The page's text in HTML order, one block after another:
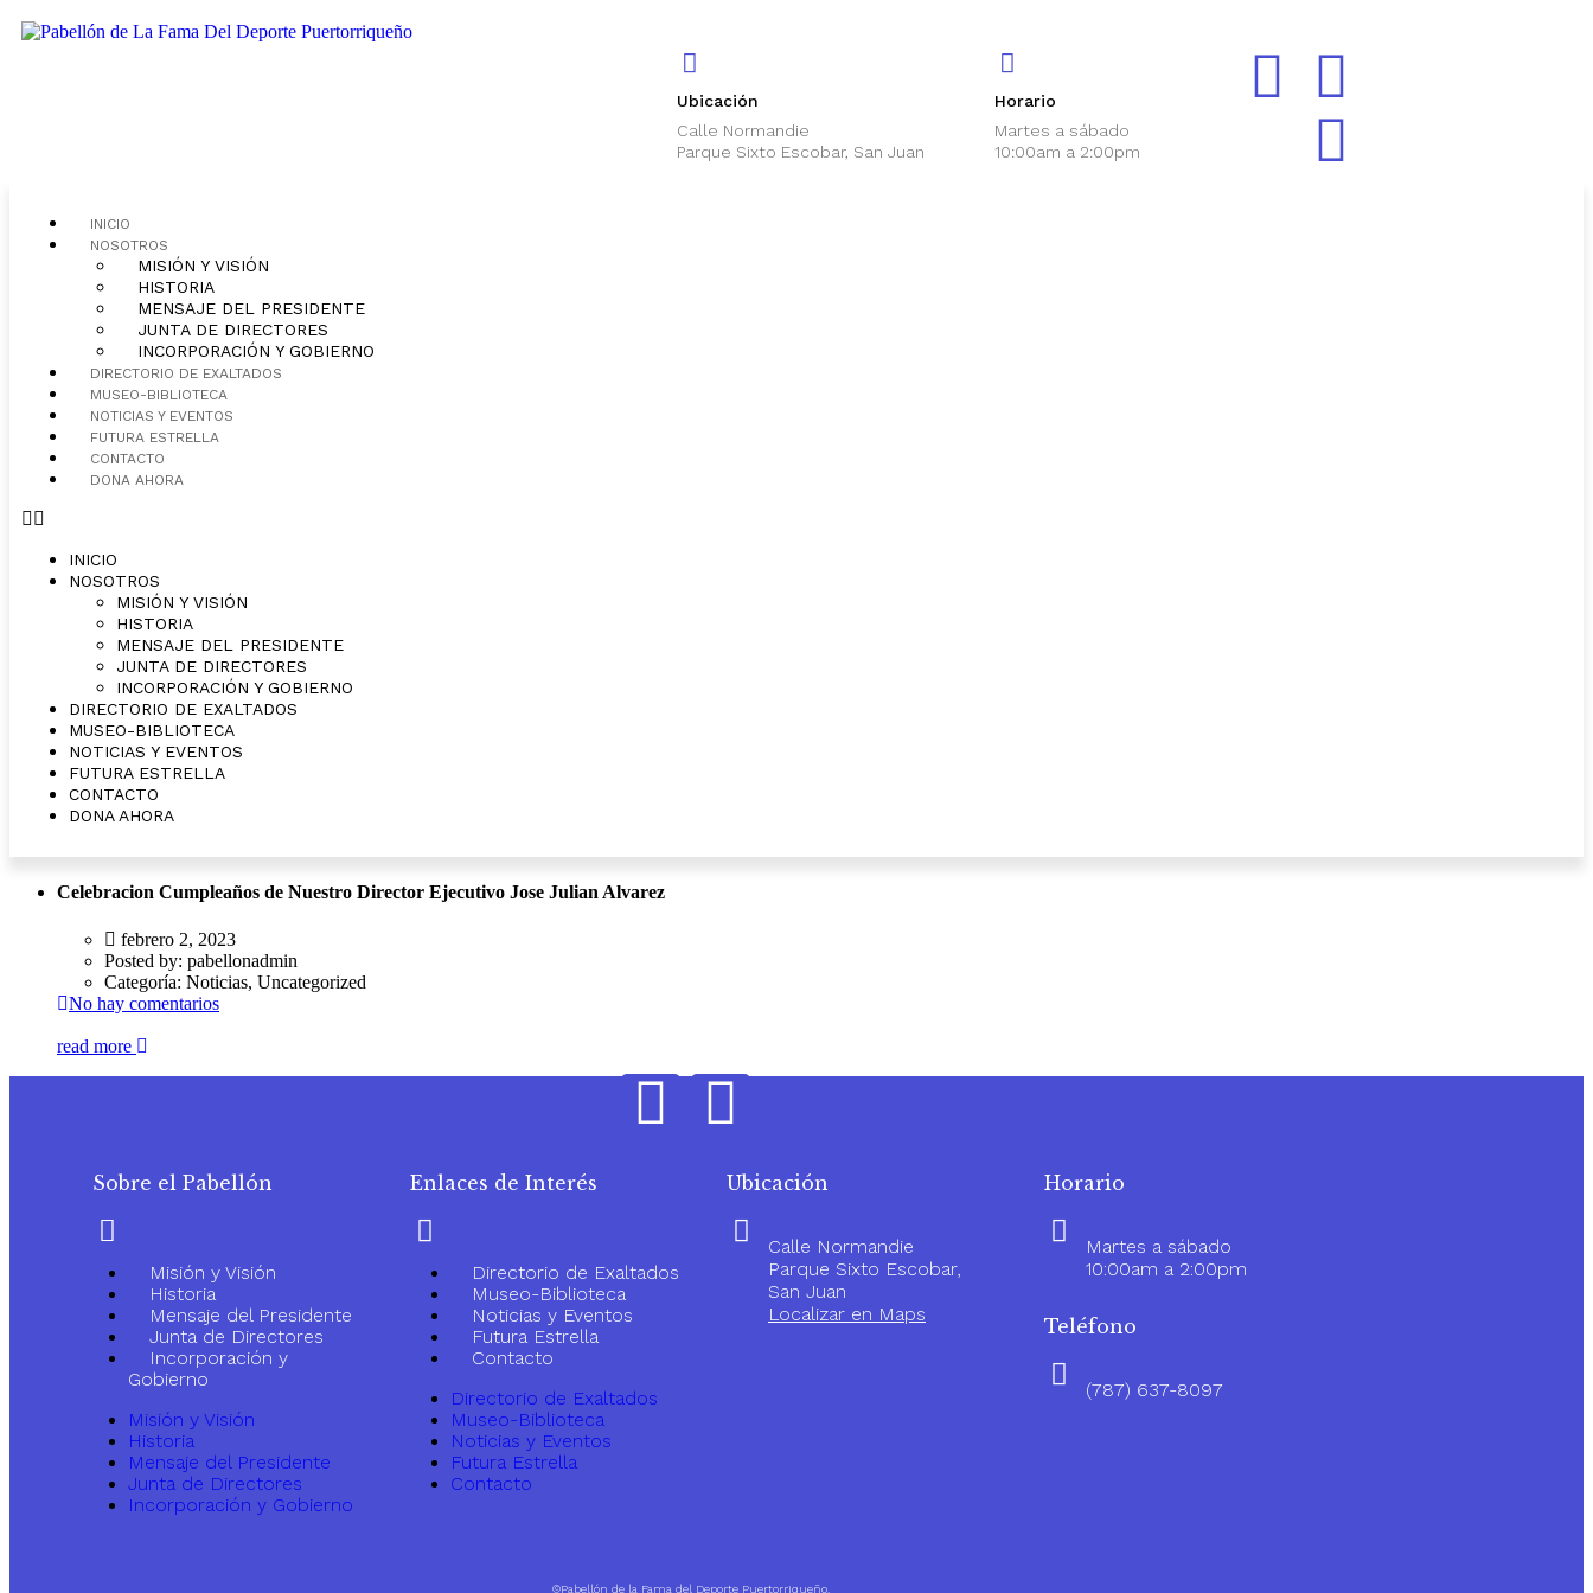
Ubicación
Calle Normandie
Parque Sixto Escobar, San Juan
Horario
Martes a sábado
10:00am a 2:00pm
INICIO
NOSOTROS
MISIÓN Y VISIÓN
HISTORIA
MENSAJE DEL PRESIDENTE
JUNTA DE DIRECTORES
INCORPORACIÓN Y GOBIERNO
DIRECTORIO DE EXALTADOS
MUSEO-BIBLIOTECA
NOTICIAS Y EVENTOS
FUTURA ESTRELLA
CONTACTO
DONA AHORA
INICIO
NOSOTROS
MISIÓN Y VISIÓN
HISTORIA
MENSAJE DEL PRESIDENTE
JUNTA DE DIRECTORES
INCORPORACIÓN Y GOBIERNO
DIRECTORIO DE EXALTADOS
MUSEO-BIBLIOTECA
NOTICIAS Y EVENTOS
FUTURA ESTRELLA
CONTACTO
DONA AHORA
Celebracion Cumpleaños de Nuestro Director Ejecutivo Jose Julian Alvarez
febrero 2, 2023
Posted by: pabellonadmin
Categoría: Noticias, Uncategorized
No hay comentarios
read more
Sobre el Pabellón
Misión y Visión
Historia
Mensaje del Presidente
Junta de Directores
Incorporación y
Gobierno
Misión y Visión
Historia
Mensaje del Presidente
Junta de Directores
Incorporación y Gobierno
Enlaces de Interés
Directorio de Exaltados
Museo-Biblioteca
Noticias y Eventos
Futura Estrella
Contacto
Directorio de Exaltados
Museo-Biblioteca
Noticias y Eventos
Futura Estrella
Contacto
Ubicación
Calle Normandie
Parque Sixto Escobar,
San Juan
Localizar en Maps
Horario
Martes a sábado
10:00am a 2:00pm
Teléfono
(787) 637-8097
©Pabellón de la Fama del Deporte Puertorriqueño.